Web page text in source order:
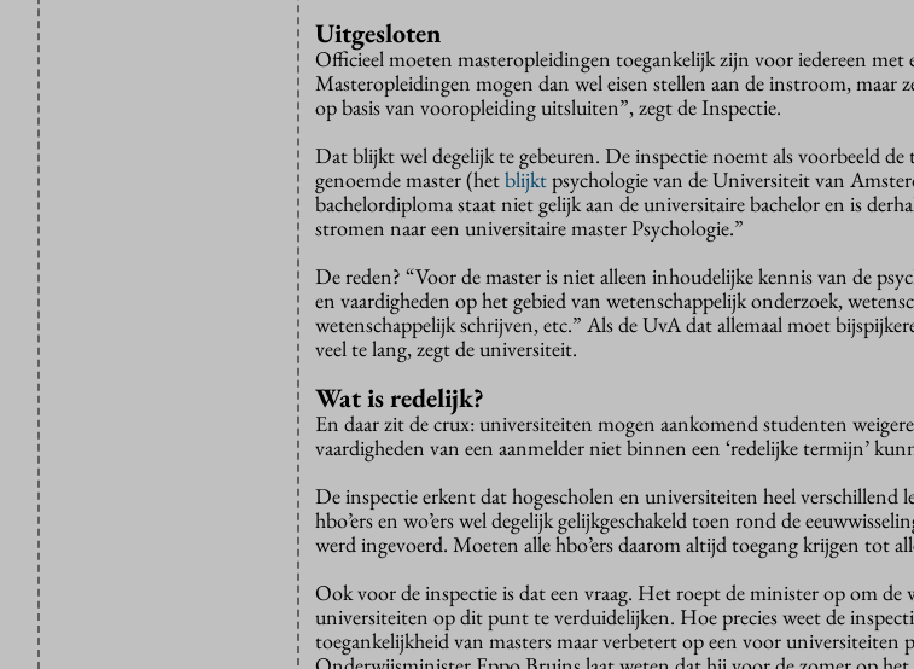
Uitgesloten
Officieel moeten masteropleidingen toegankelijk zijn voor iedereen met
Masteropleidingen mogen dan wel eisen stellen aan de instroom, maar
op basis van vooropleiding uitsluiten”, zegt de Inspectie.
Dat blijkt wel degelijk te gebeuren. De inspectie noemt als voorbeeld de
genoemde master (hetblijktpsychologie van de Universiteit van
bachelordiploma staat niet gelijk aan de universitaire bachelor en is
stromen naar een universitaire master Psychologie.”
De reden? “Voor de master is niet alleen inhoudelijke kennis van de
en vaardigheden op het gebied van wetenschappelijk onderzoek,
wetenschappelijk schrijven, etc.” Als de UvA dat allemaal moet
veel te lang, zegt de universiteit.
Wat is redelijk?
En daar zit de crux: universiteiten mogen aankomend studenten
vaardigheden van een aanmelder niet binnen een ‘redelijke termijn’
De inspectie erkent dat hogescholen en universiteiten heel verschillend
hbo’ers en wo’ers wel degelijk gelijkgeschakeld toen rond de
werd ingevoerd. Moeten alle hbo’ers daarom altijd toegang krijgen tot
Ook voor de inspectie is dat een vraag. Het roept de minister op om
universiteiten op dit punt te verduidelijken. Hoe precies weet de
toegankelijkheid van masters maar verbetert op een voor universiteiten